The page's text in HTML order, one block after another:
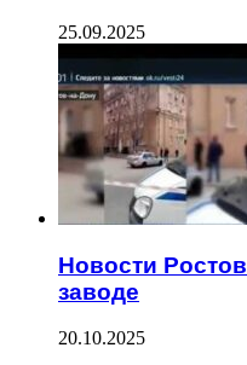
25.09.2025
Новости
заводе
20.10.2025